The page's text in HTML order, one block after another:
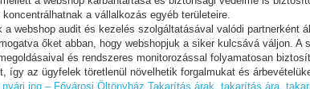
koncentrálhatnak a vállalkozás egyéb területeire.
a webshop audit és kezelés szolgáltatásával valódi partnerként
őket abban, hogy webshopjuk a siker kulcsává váljon. A
és rendszeres monitorozással folyamatosan
így az ügyfelek töretlenül növelhetik forgalmukat és
nyári ing – Fővárosi Öltönyház Takarítás árak, takarítás ára,